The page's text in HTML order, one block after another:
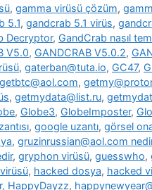
, gamma virüsü çözüm,
5.1, gandcrab 5.1 virüs,
Decryptor, GandCrab nasıl
V5.0, GANDCRAB V5.0.2,
, gaterban@tuta.io, GC47,
getbtc@aol.com,
, getmydata@list.ru,
, Globe3, GlobeImposter,
, google uzantı, görsel
, gruzinrussian@aol.com
, gryphon virüsü, guesswho,
, hacked dosya, hacked
, HappyDayzz,